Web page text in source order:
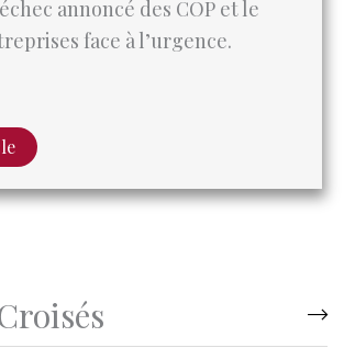
américain : un défi pour l’aide
française